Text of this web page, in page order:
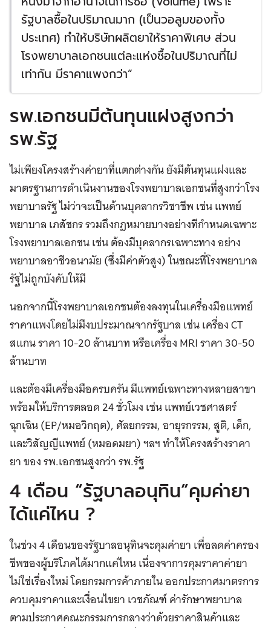
รัฐบาลซื้อในปริมาณมาก (เป็นวอลูมของทั้ง
ประเทศ) ทำให้บริษัทผลิตยาให้ราคาพิเศษ ส่วน
โรงพยาบาลเอกชนแต่ละแห่งซื้อในปริมาณที่ไม่
เท่ากัน มีราคาแพงกว่า”
รพ.เอกชนมีต้นทุนแฝงสูงกว่า
รพ.รัฐ
ไม่เพียงโครงสร้างค่ายาที่แตกต่างกัน ยังมีต้นทุนแฝงและ
มาตรฐานการดำเนินงานของโรงพยาบาลเอกชนที่สูงกว่าโรง
พยาบาลรัฐ ไม่ว่าจะเป็นด้านบุคลากรวิชาชีพ เช่น แพทย์
พยาบาล เภสัชกร รวมถึงกฎหมายบางอย่างทีกำหนดเฉพาะ
โรงพยาบาลเอกชน เช่น ต้องมีบุคลากรเฉพาะทาง อย่าง
พยาบาลอาชีวอนามัย (ซึ่งมีค่าตัวสูง) ในขณะที่โรงพยาบาล
รัฐไม่ถูกบังคับให้มี
นอกจากนี้โรงพยาบาลเอกชนต้องลงทุนในเครื่องมือแพทย์
ราคาแพงโดยไม่มีงบประมาณจากรัฐบาล เช่น เครื่อง CT
สแกน ราคา 10-20 ล้านบาท หรือเครื่อง MRI ราคา 30-50
ล้านบาท
และต้องมีเครื่องมือครบครัน มีแพทย์เฉพาะทางหลายสาขา
พร้อมให้บริการตลอด 24 ชั่วโมง เช่น แพทย์เวชศาสตร์
ฉุกเฉิน (EP/หมอวิกฤต), ศัลยกรรม, อายุรกรรม, สูติ, เด็ก,
และวิสัญญีแพทย์ (หมอดมยา) ฯลฯ ทำให้โครงสร้างราคา
ยา ของ รพ.เอกชนสูงกว่า รพ.รัฐ
4 เดือน “รัฐบาลอนุทิน”คุมค่ายา
ได้แค่ไหน ?
ในช่วง 4 เดือนของรัฐบาลอนุทินจะคุมค่ายา เพื่อลดค่าครอง
ชีพของผู้บริโภคได้มากแค่ไหน เนื่องจาการคุมราคาค่ายา
ไม่ใช่เรื่องใหม่ โดยกรมการค้าภายใน ออกประกาศมาตรการ
ควบคุมราคาและเงื่อนไขยา เวชภัณฑ์ ค่ารักษาพยาบาล
ตามประกาศคณะกรรมการกลางว่าด้วยราคาสินค้าและ